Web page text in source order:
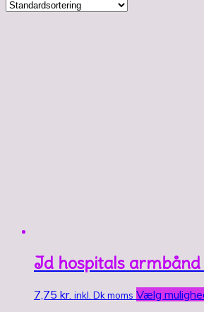
Id hospitals
7,75 kr. inkl. Dk moms Vælg